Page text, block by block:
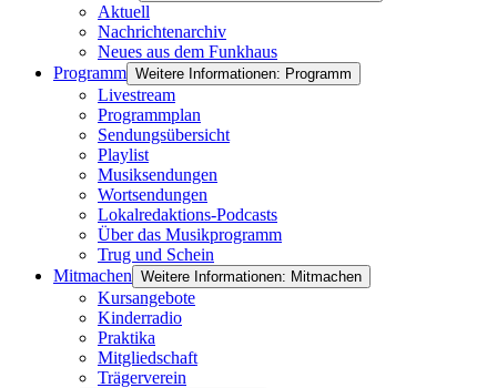
Aktuell
Nachrichtenarchiv
Neues aus dem Funkhaus
Programm Weitere Informationen: Programm
Livestream
Programmplan
Sendungsübersicht
Playlist
Musiksendungen
Wortsendungen
Lokalredaktions-Podcasts
Über das Musikprogramm
Trug und Schein
Mitmachen Weitere Informationen: Mitmachen
Kursangebote
Kinderradio
Praktika
Mitgliedschaft
Trägerverein